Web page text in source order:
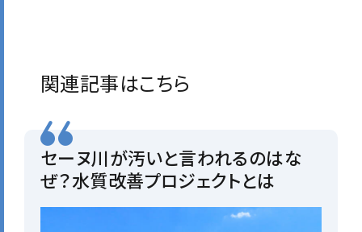
関連記事はこちら
セーヌ川が汚いと言われるのはな
ぜ？水質改善プロジェクトとは